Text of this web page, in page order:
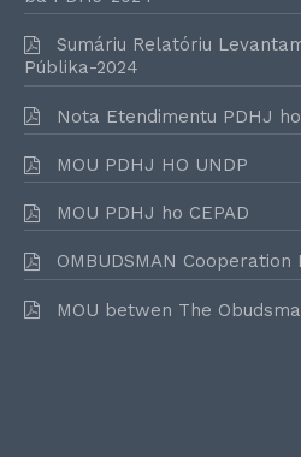
Sumáriu Relatóriu
Públika-2024
Nota Etendimentu PDHJ
MOU PDHJ HO UNDP
MOU PDHJ ho CEPAD
OMBUDSMAN
MOU betwen The